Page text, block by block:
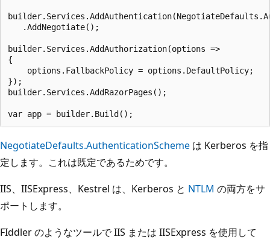
   .AddNegotiate();
builder.Services.AddAuthorization(options =>
{
    options.FallbackPolicy = options.DefaultPolicy;
});
builder.Services.AddRazorPages();
NegotiateDefaults.AuthenticationScheme は Kerberos を指
定します。これは既定であるためです。
IIS、IISExpress、Kestrel は、Kerberos と NTLM の両方をサ
ポートします。
FIddler のようなツールで IIS または IISExpress を使用して